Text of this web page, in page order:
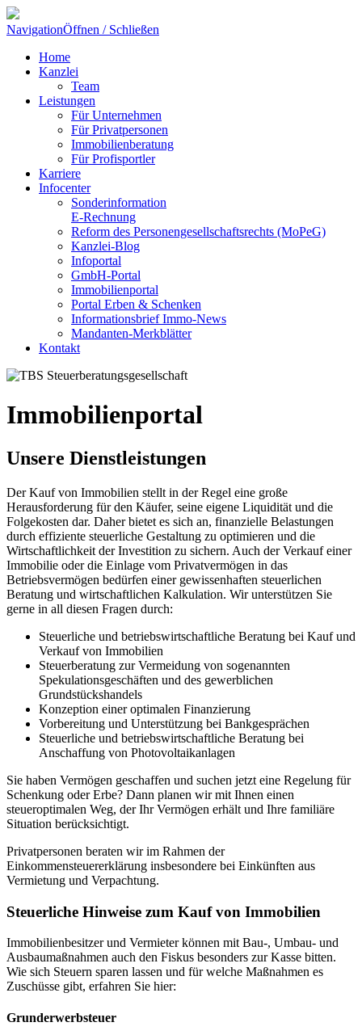
NavigationÖffnen / Schließen
Home
Kanzlei
Team
Leistungen
Für Unternehmen
Für Privatpersonen
Immobilienberatung
Für Profisportler
Karriere
Infocenter
Sonderinformation
E-Rechnung
Reform des Personengesellschaftsrechts (MoPeG)
Kanzlei-Blog
Infoportal
GmbH-Portal
Immobilienportal
Portal Erben & Schenken
Informationsbrief Immo-News
Mandanten-Merkblätter
Kontakt
Immobilienportal
Unsere Dienstleistungen
Der Kauf von Immobilien stellt in der Regel eine große
Herausforderung für den Käufer, seine eigene Liquidität und die
Folgekosten dar. Daher bietet es sich an, finanzielle Belastungen
durch effiziente steuerliche Gestaltung zu optimieren und die
Wirtschaftlichkeit der Investition zu sichern. Auch der Verkauf einer
Immobilie oder die Einlage vom Privatvermögen in das
Betriebsvermögen bedürfen einer gewissenhaften steuerlichen
Beratung und wirtschaftlichen Kalkulation. Wir unterstützen Sie
gerne in all diesen Fragen durch:
Steuerliche und betriebswirtschaftliche Beratung bei Kauf und
Verkauf von Immobilien
Steuerberatung zur Vermeidung von sogenannten
Spekulationsgeschäften und des gewerblichen
Grundstückshandels
Konzeption einer optimalen Finanzierung
Vorbereitung und Unterstützung bei Bankgesprächen
Steuerliche und betriebswirtschaftliche Beratung bei
Anschaffung von Photovoltaikanlagen
Sie haben Vermögen geschaffen und suchen jetzt eine Regelung für
Schenkung oder Erbe? Dann planen wir mit Ihnen einen
steueroptimalen Weg, der Ihr Vermögen erhält und Ihre familiäre
Situation berücksichtigt.
Privatpersonen beraten wir im Rahmen der
Einkommensteuererklärung insbesondere bei Einkünften aus
Vermietung und Verpachtung.
Steuerliche Hinweise zum Kauf von Immobilien
Immobilienbesitzer und Vermieter können mit Bau-, Umbau- und
Ausbaumaßnahmen auch den Fiskus besonders zur Kasse bitten.
Wie sich Steuern sparen lassen und für welche Maßnahmen es
Zuschüsse gibt, erfahren Sie hier:
Grunderwerbsteuer